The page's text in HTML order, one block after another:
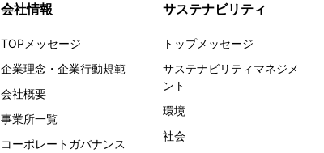
会社情報
TOPメッセージ
企業理念・企業行動規範
会社概要
事業所一覧
コーポレートガバナンス
サステナビリティ
トップメッセージ
サステナビリティマネジメ
ント
環境
社会